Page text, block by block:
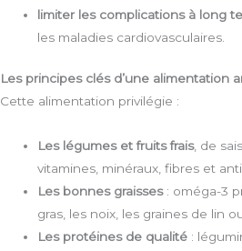
limiter les complications à long
les maladies cardiovasculaires.
Les principes clés d’une alimentation
Cette alimentation privilégie :
Les légumes et fruits frais, de
vitamines, minéraux, fibres et
Les bonnes graisses: oméga-3
gras, les noix, les graines de lin
Les protéines de qualité :